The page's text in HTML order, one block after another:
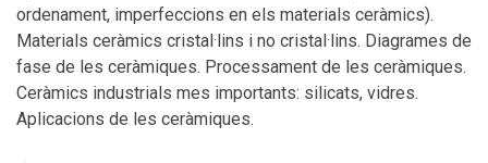
ordenament, imperfeccions en els materials ceràmics).
Materials ceràmics cristal·lins i no cristal·lins. Diagrames de
fase de les ceràmiques. Processament de les ceràmiques.
Ceràmics industrials mes importants: silicats, vidres.
Aplicacions de les ceràmiques.